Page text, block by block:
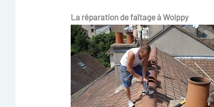
La réparation de faîtage à Woippy